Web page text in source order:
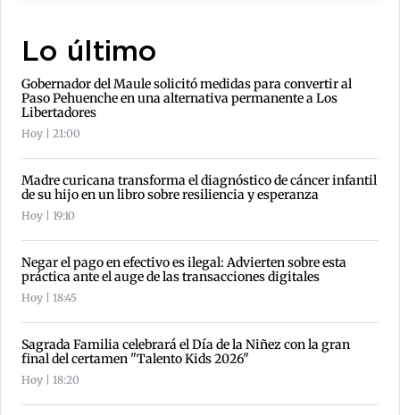
Lo último
Gobernador del Maule solicitó medidas para convertir al
Paso Pehuenche en una alternativa permanente a Los
Libertadores
Hoy | 21:00
Madre curicana transforma el diagnóstico de cáncer infantil
de su hijo en un libro sobre resiliencia y esperanza
Hoy | 19:10
Negar el pago en efectivo es ilegal: Advierten sobre esta
práctica ante el auge de las transacciones digitales
Hoy | 18:45
Sagrada Familia celebrará el Día de la Niñez con la gran
final del certamen "Talento Kids 2026"
Hoy | 18:20